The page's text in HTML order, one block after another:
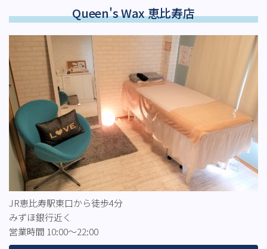
Queen's Wax 恵比寿店
JR恵比寿駅東口から徒歩4分
みずほ銀行近く
営業時間 10:00～22:00